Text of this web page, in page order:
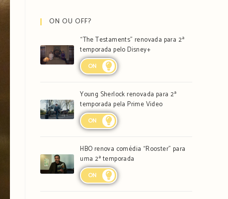
ON OU OFF?
“The Testaments” renovada para 2ª
temporada pelo Disney+
ON
Young Sherlock renovada para 2ª
temporada pela Prime Video
ON
HBO renova comédia “Rooster” para
uma 2ª temporada
ON